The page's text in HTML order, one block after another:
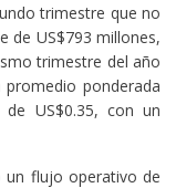
trimestre que no
de US$793 millones,
trimestre del año
ponderada
de US$0.35, con un
un flujo operativo de